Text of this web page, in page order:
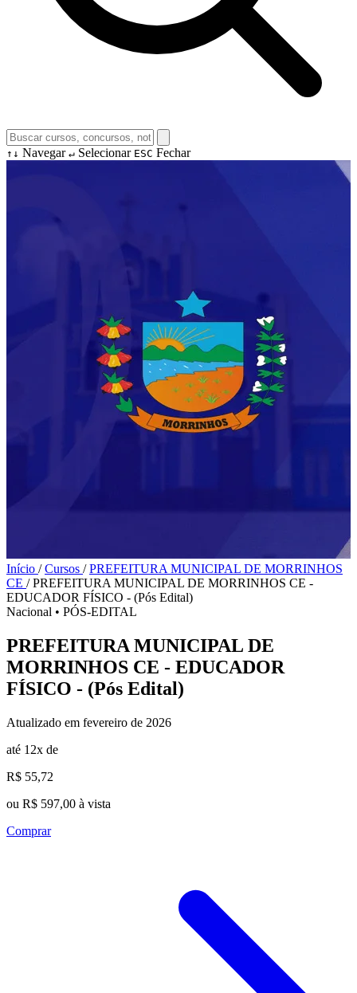
↑↓ Navegar ↵ Selecionar ESC Fechar
Início / Cursos / PREFEITURA MUNICIPAL DE MORRINHOS
CE / PREFEITURA MUNICIPAL DE MORRINHOS CE -
EDUCADOR FÍSICO - (Pós Edital)
Nacional • PÓS-EDITAL
PREFEITURA MUNICIPAL DE
MORRINHOS CE - EDUCADOR
FÍSICO - (Pós Edital)
Atualizado em fevereiro de 2026
até 12x de
R$ 55,72
ou R$ 597,00 à vista
Comprar